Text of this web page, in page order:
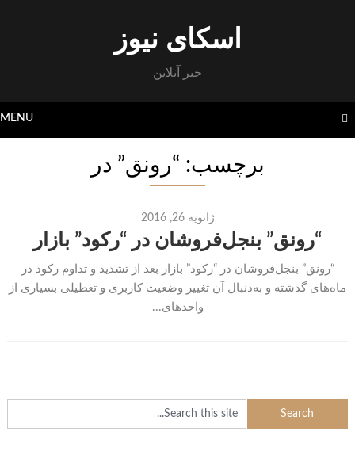
اسکای نیوز
خبر آنلاین
MENU
برچسب: “رونق” در
ژانویه 26, 2016
“رونق” بنجل‌فروشان در “رکود” بازار
“رونق” بنجل‌فروشان در “رکود” بازار بعد از تشدید و تداوم رکود در
ماه‌های گذشته و به‌دنبال آن تغییر وضعیت کاربری و تعطیلی بسیاری از
واحدهای...